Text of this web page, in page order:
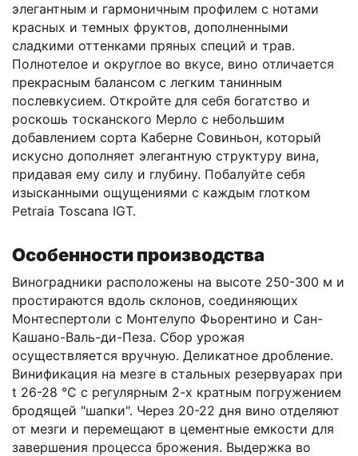
элегантным и гармоничным профилем с нотами
красных и темных фруктов, дополненными
сладкими оттенками пряных специй и трав.
Полнотелое и округлое во вкусе, вино отличается
прекрасным балансом с легким танинным
послевкусием. Откройте для себя богатство и
роскошь тосканского Мерло с небольшим
добавлением сорта Каберне Совиньон, который
искусно дополняет элегантную структуру вина,
придавая ему силу и глубину. Побалуйте себя
изысканными ощущениями с каждым глотком
Petraia Toscana IGT.
Особенности производства
Виноградники расположены на высоте 250-300 м и
простираются вдоль склонов, соединяющих
Монтеспертоли с Монтелупо Фьорентино и Сан-
Кашано-Валь-ди-Пеза. Сбор урожая
осуществляется вручную. Деликатное дробление.
Винификация на мезге в стальных резервуарах при
t 26-28 °С с регулярным 2-х кратным погружением
бродящей "шапки". Через 20-22 дня вино отделяют
от мезги и перемещают в цементные емкости для
завершения процесса брожения. Выдержка во